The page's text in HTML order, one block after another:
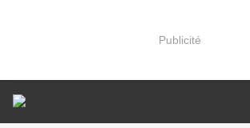
Publicité